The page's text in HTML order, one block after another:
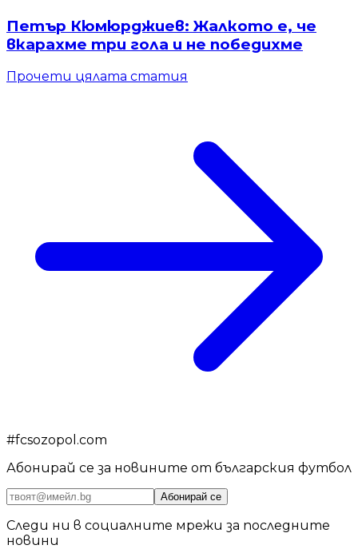
Петър Кюмюрджиев: Жалкото е, че
вкарахме три гола и не победихме
Прочети цялата статия
#fcsozopol.com
Абонирай се за новините от българския футбол
Абонирай се
Следи ни в социалните мрежи за последните
новини